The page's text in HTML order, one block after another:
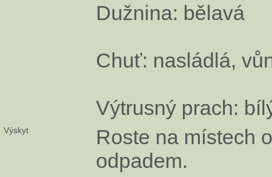
Dužnina: bělavá
Chuť: nasládlá,
Výtrusný prach:
Výskyt
Roste na místech
odpadem.